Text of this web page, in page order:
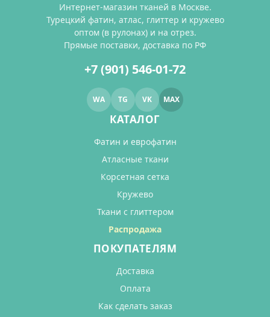
Интернет-магазин тканей в Москве.
Турецкий фатин, атлас, глиттер и кружево
оптом (в рулонах) и на отрез.
Прямые поставки, доставка по РФ
+7 (901) 546-01-72
WA TG VK MAX
КАТАЛОГ
Фатин и еврофатин
Атласные ткани
Корсетная сетка
Кружево
Ткани с глиттером
Распродажа
ПОКУПАТЕЛЯМ
Доставка
Оплата
Как сделать заказ